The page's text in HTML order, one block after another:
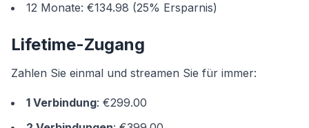
12 Monate: €134.98 (25% Ersparnis)
Lifetime-Zugang
Zahlen Sie einmal und streamen Sie für immer:
1 Verbindung: €299.00